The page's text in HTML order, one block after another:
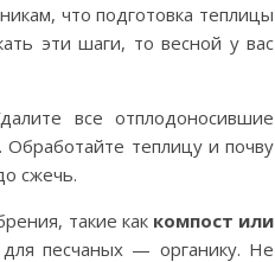
что подготовка теплицы
эти шаги, то весной у вас
все отплодоносившие
Обработайте теплицу и почву
сжечь.
такие как компост или
песчаных — органику. Не